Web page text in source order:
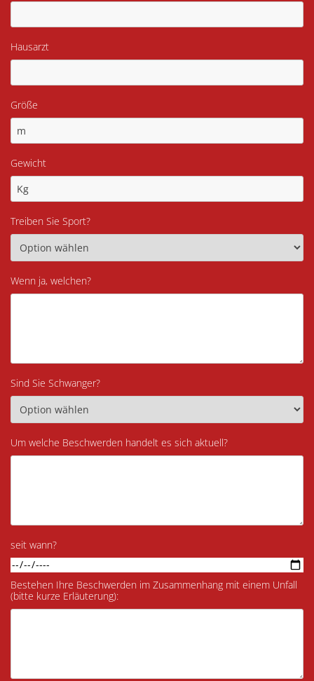
Hausarzt
Größe
Gewicht
Treiben Sie Sport?
Wenn ja, welchen?
Sind Sie Schwanger?
Um welche Beschwerden handelt es sich aktuell?
seit wann?
Bestehen Ihre Beschwerden im Zusammenhang mit einem Unfall
(bitte kurze Erläuterung):